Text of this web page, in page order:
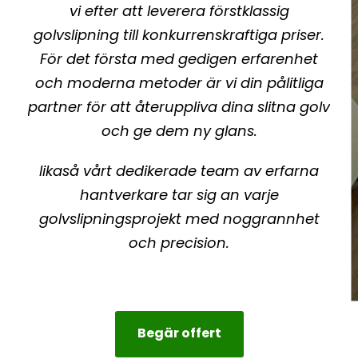
vi efter att leverera förstklassig
golvslipning till konkurrenskraftiga priser.
För det första med gedigen erfarenhet
och moderna metoder är vi din pålitliga
partner för att återuppliva dina slitna golv
och ge dem ny glans.
likaså vårt dedikerade team av erfarna
hantverkare tar sig an varje
golvslipningsprojekt med noggrannhet
och precision.
Begär offert